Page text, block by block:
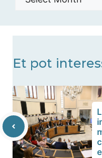
Et pot